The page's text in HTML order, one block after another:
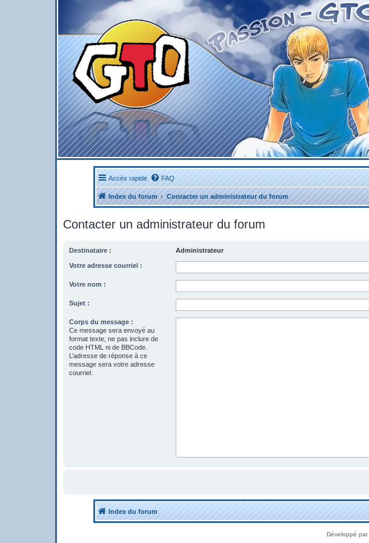
Accès rapide FAQ
Index du forum Contacter un administrateur du forum
Contacter un administrateur du forum
Destinataire : Administrateur
Votre adresse courriel :
Votre nom :
Sujet :
Corps du message :
Ce message sera envoyé au
format texte, ne pas inclure de
code HTML ni de BBCode.
L’adresse de réponse à ce
message sera votre adresse
courriel.
Index du forum
Développé par